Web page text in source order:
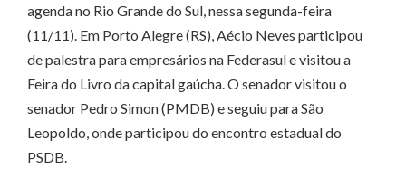
agenda no Rio Grande do Sul, nessa segunda-feira
(11/11). Em Porto Alegre (RS), Aécio Neves participou
de palestra para empresários na Federasul e visitou a
Feira do Livro da capital gaúcha. O senador visitou o
senador Pedro Simon (PMDB) e seguiu para São
Leopoldo, onde participou do encontro estadual do
PSDB.